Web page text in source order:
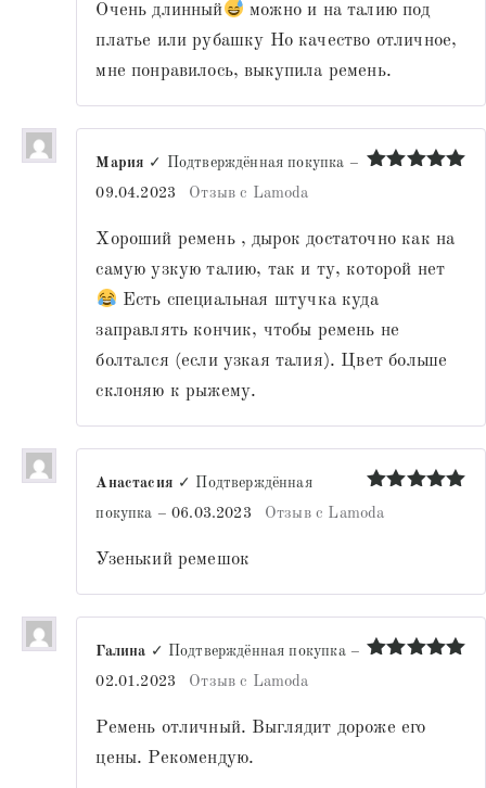
Очень длинный
можно и на талию под
платье или рубашку Но качество отличное,
мне понравилось, выкупила ремень.
Мария ✓ Подтверждённая покупка –
09.04.2023
Отзыв с Lamoda
Хороший ремень , дырок достаточно как на
самую узкую талию, так и ту, которой нет
Есть специальная штучка куда
заправлять кончик, чтобы ремень не
болтался (если узкая талия). Цвет больше
склоняю к рыжему.
Оценка
из 5
Анастасия ✓ Подтверждённая
покупка – 06.03.2023 Отзыв с Lamoda
Узенький ремешок
Галина ✓ Подтверждённая покупка –
02.01.2023
Отзыв с Lamoda
Ремень отличный. Выглядит дороже его
цены. Рекомендую.